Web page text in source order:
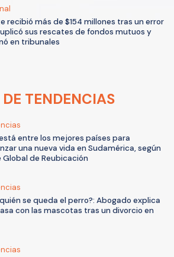
recibió más de $154 millones tras un error
sus rescates de fondos mutuos y
en tribunales
TENDENCIAS
entre los mejores países para
una nueva vida en Sudamérica, según
Global de Reubicación
se queda el perro?: Abogado explica
con las mascotas tras un divorcio en